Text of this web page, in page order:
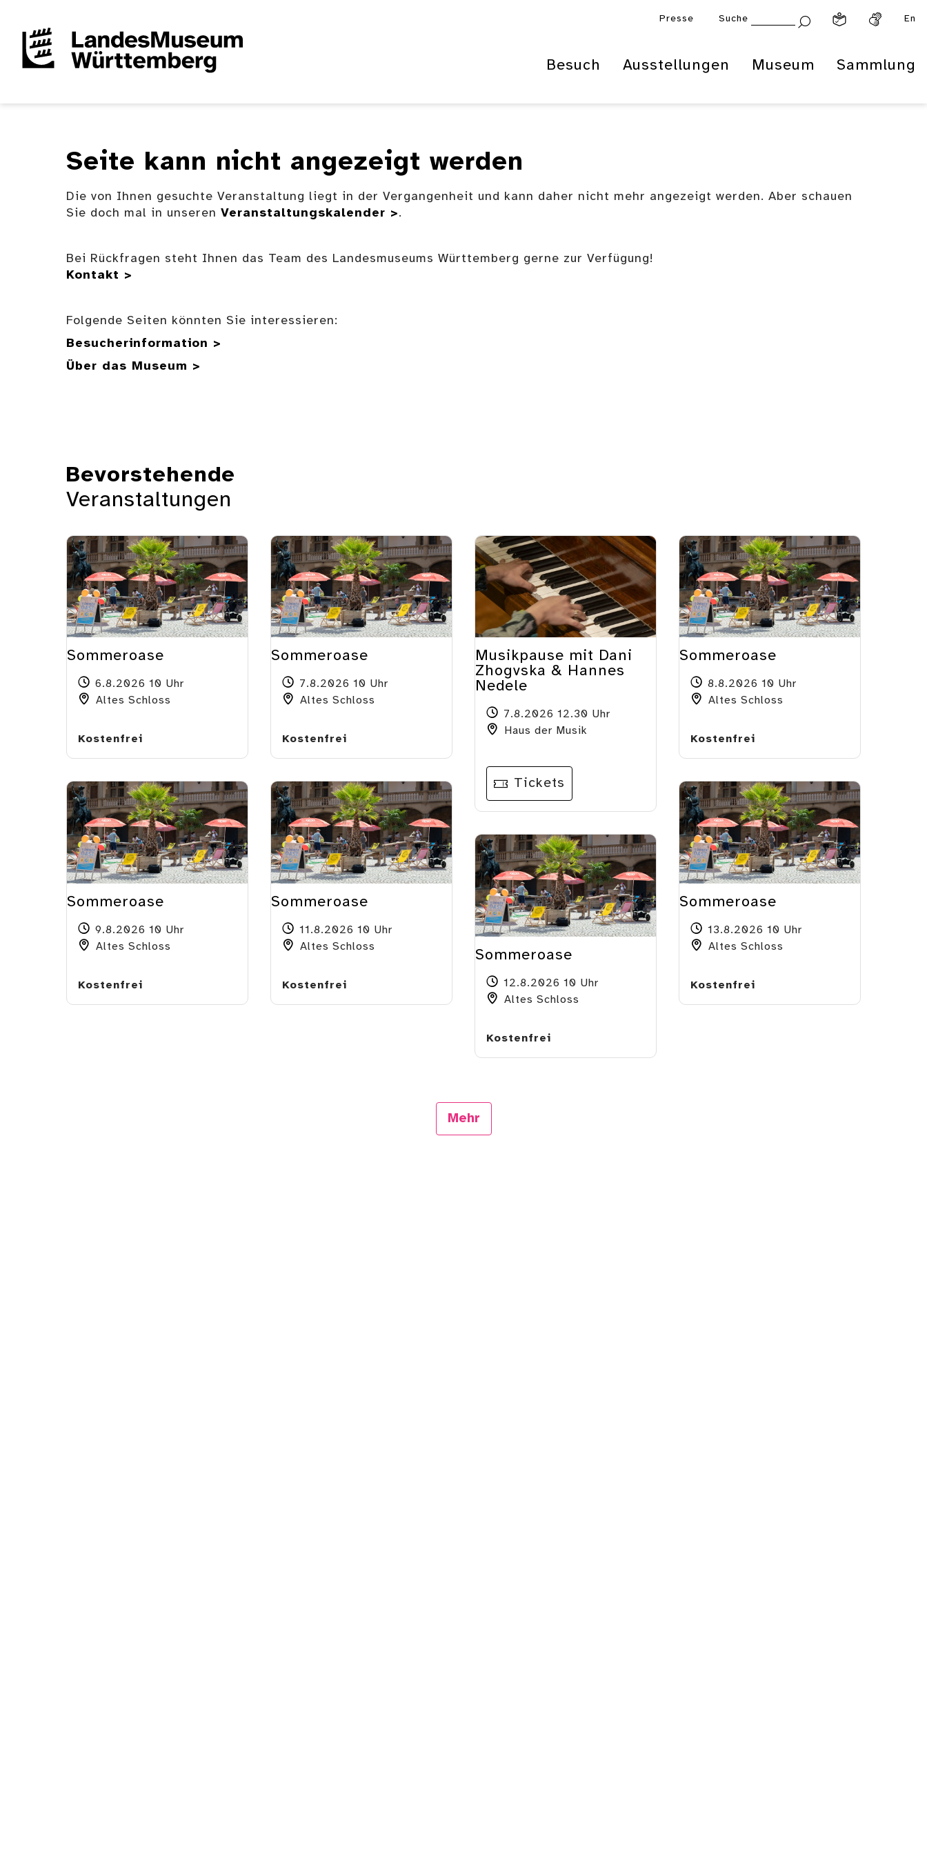
Presse Suche En
Besuch Ausstellungen Museum Sammlung
Seite kann nicht angezeigt werden
Die von Ihnen gesuchte Veranstaltung liegt in der Vergangenheit und kann daher nicht mehr angezeigt werden. Aber schauen
Sie doch mal in unseren Veranstaltungskalender >.
Bei Rückfragen steht Ihnen das Team des Landesmuseums Württemberg gerne zur Verfügung!
Kontakt >
Folgende Seiten könnten Sie interessieren:
Besucherinformation >
Über das Museum >
Bevorstehende
Veranstaltungen
Sommeroase
6.8.2026 10 Uhr
Altes Schloss
Kostenfrei
Sommeroase
9.8.2026 10 Uhr
Altes Schloss
Kostenfrei
Sommeroase
7.8.2026 10 Uhr
Altes Schloss
Kostenfrei
Sommeroase
11.8.2026 10 Uhr
Altes Schloss
Kostenfrei
Musikpause mit Dani
Zhogvska & Hannes
Nedele
7.8.2026 12.30 Uhr
Haus der Musik
Tickets
Sommeroase
12.8.2026 10 Uhr
Altes Schloss
Kostenfrei
Sommeroase
8.8.2026 10 Uhr
Altes Schloss
Kostenfrei
Sommeroase
13.8.2026 10 Uhr
Altes Schloss
Kostenfrei
Mehr